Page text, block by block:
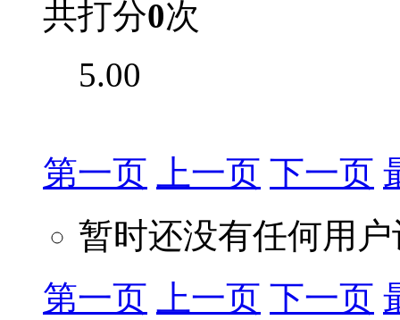
共打分0次
5.00
第一页 上一页 下一页
暂时还没有任何用
第一页
上一页 下一页